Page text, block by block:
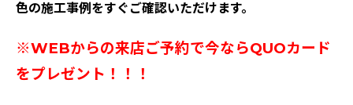
色の施工事例をすぐご確認いただけます。
※WEBからの来店ご予約で今ならQUOカード
をプレゼント！！！